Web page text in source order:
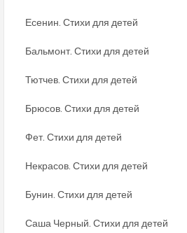
Есенин. Стихи для детей
Бальмонт. Стихи для детей
Тютчев. Стихи для детей
Брюсов. Стихи для детей
Фет. Стихи для детей
Некрасов. Стихи для детей
Бунин. Стихи для детей
Саша Черный. Стихи для детей